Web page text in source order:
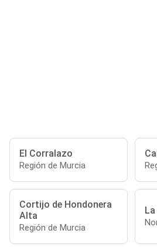
El Corralazo
Región de Murcia
Cortijo de Hondonera
Alta
Región de Murcia